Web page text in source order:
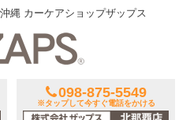
縄 カーケアショップザップス
098-875-5549
※タップして今すぐ電話をかける